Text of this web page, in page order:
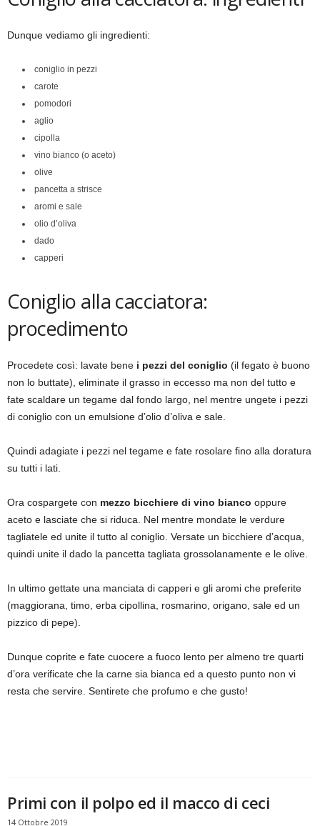
Dunque vediamo gli ingredienti:
coniglio in pezzi
carote
pomodori
aglio
cipolla
vino bianco (o aceto)
olive
pancetta a strisce
aromi e sale
olio d’oliva
dado
capperi
Coniglio alla cacciatora:
procedimento
Procedete così: lavate bene i pezzi del coniglio (il fegato è buono
non lo buttate), eliminate il grasso in eccesso ma non del tutto e
fate scaldare un tegame dal fondo largo, nel mentre ungete i pezzi
di coniglio con un emulsione d’olio d’oliva e sale.
Quindi adagiate i pezzi nel tegame e fate rosolare fino alla doratura
su tutti i lati.
Ora cospargete con mezzo bicchiere di vino bianco oppure
aceto e lasciate che si riduca. Nel mentre mondate le verdure
tagliatele ed unite il tutto al coniglio. Versate un bicchiere d’acqua,
quindi unite il dado la pancetta tagliata grossolanamente e le olive.
In ultimo gettate una manciata di capperi e gli aromi che preferite
(maggiorana, timo, erba cipollina, rosmarino, origano, sale ed un
pizzico di pepe).
Dunque coprite e fate cuocere a fuoco lento per almeno tre quarti
d’ora verificate che la carne sia bianca ed a questo punto non vi
resta che servire. Sentirete che profumo e che gusto!
Primi con il polpo ed il macco di ceci
14 Ottobre 2019